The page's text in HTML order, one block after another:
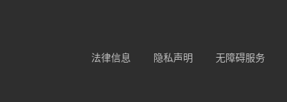
法律信息 隐私声明 无障碍服务